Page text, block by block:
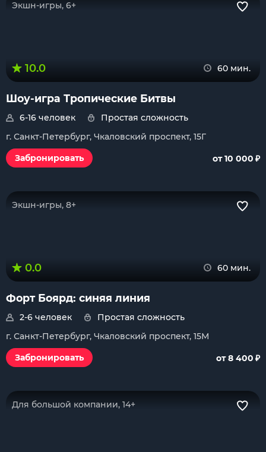
Экшн-игры, 6+
10.0 60 мин.
Шоу-игра Тропические Битвы
6-16 человек
Простая сложность
г. Санкт-Петербург, Чкаловский проспект, 15Г
Забронировать
от 10 000 ₽
Экшн-игры, 8+
0.0 60 мин.
Форт Боярд: синяя линия
2-6 человек
Простая сложность
г. Санкт-Петербург, Чкаловский проспект, 15М
Забронировать
от 8 400 ₽
Для большой компании, 14+